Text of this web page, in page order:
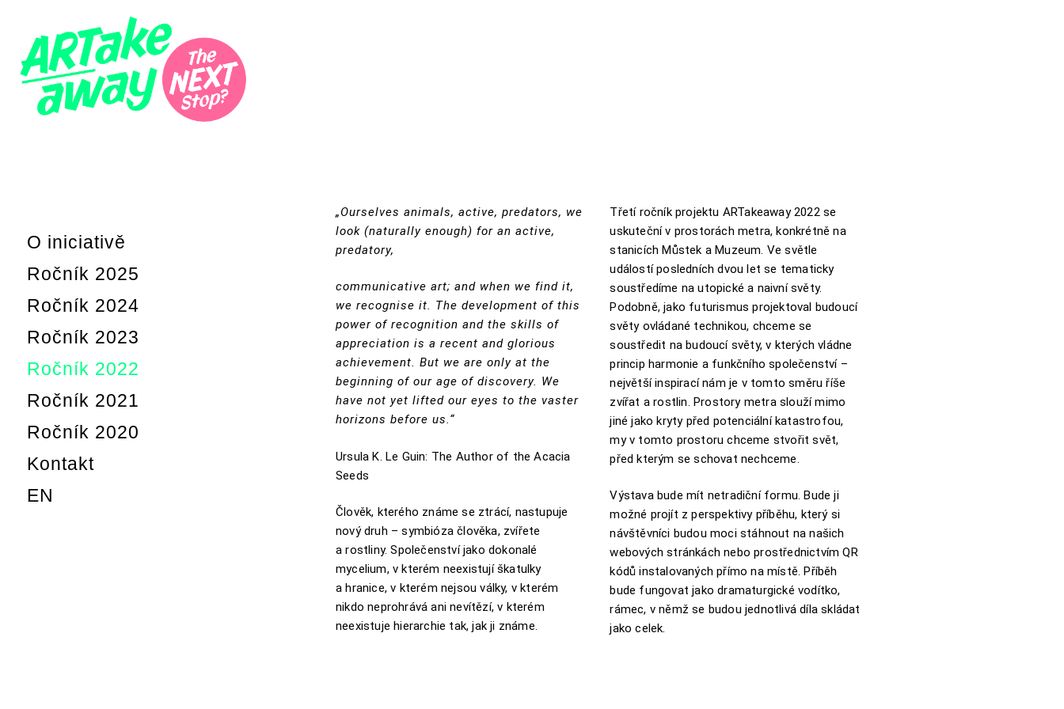
ARTAKEAWAY
exhibice v prostoru
„Ourselves animals, active, predators, we
look (naturally enough) for an active,
predatory,
communicative art; and when we find it,
we recognise it. The development of this
power of recognition and the skills of
appreciation is a recent and glorious
achievement. But we are only at the
beginning of our age of discovery. We
have not yet lifted our eyes to the vaster
horizons before us.“
Ursula K. Le Guin: The Author of the Acacia
Seeds
Člověk, kterého známe se ztrácí, nastupuje
nový druh – symbióza člověka, zvířete
a rostliny. Společenství jako dokonalé
mycelium, v kterém neexistují škatulky
a hranice, v kterém nejsou války, v kterém
nikdo neprohrává ani nevítězí, v kterém
neexistuje hierarchie tak, jak ji známe.
Třetí ročník projektu ARTakeaway 2022 se
uskuteční v prostorách metra, konkrétně na
stanicích Můstek a Muzeum. Ve světle
událostí posledních dvou let se tematicky
soustředíme na utopické a naivní světy.
Podobně, jako futurismus projektoval budoucí
světy ovládané technikou, chceme se
soustředit na budoucí světy, v kterých vládne
princip harmonie a funkčního společenství –
největší inspirací nám je v tomto směru říše
zvířat a rostlin. Prostory metra slouží mimo
jiné jako kryty před potenciální katastrofou,
my v tomto prostoru chceme stvořit svět,
před kterým se schovat nechceme.
Výstava bude mít netradiční formu. Bude ji
možné projít z perspektivy příběhu, který si
návštěvníci budou moci stáhnout na našich
webových stránkách nebo prostřednictvím QR
kódů instalovaných přímo na místě. Příběh
bude fungovat jako dramaturgické vodítko,
rámec, v němž se budou jednotlivá díla skládat
jako celek.
O iniciativě
Ročník 2025
Ročník 2024
Ročník 2023
Ročník 2022
Ročník 2021
Ročník 2020
Kontakt
EN